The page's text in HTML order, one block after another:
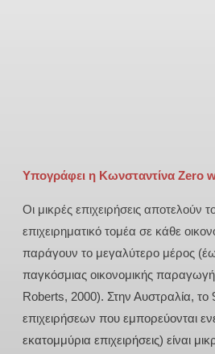
Υπογράφει η Κωνσταντίνα Zero
Οι μικρές επιχειρήσεις αποτελούν
επιχειρηματικό τομέα σε κάθε
παράγουν το μεγαλύτερο μέρος
παγκόσμιας οικονομικής
Roberts, 2000). Στην Αυστραλία,
επιχειρήσεων που εμπορεύονται
εκατομμύρια επιχειρήσεις) είναι